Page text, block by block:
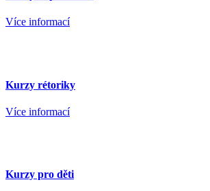
Více informací
Kurzy rétoriky
Více informací
Kurzy pro děti